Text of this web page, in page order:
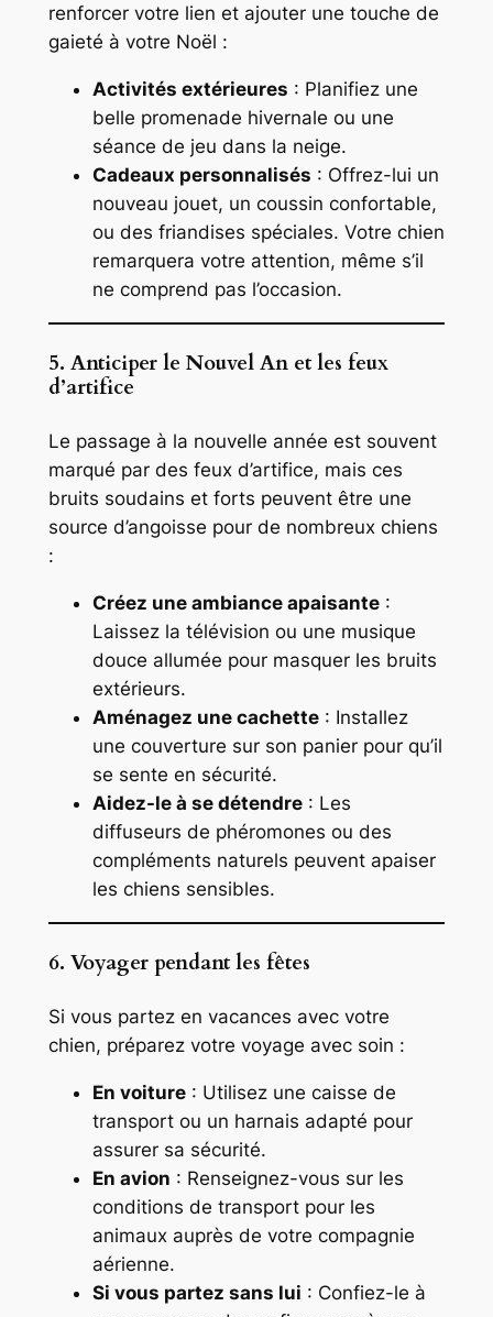
renforcer votre lien et ajouter une touche de
gaieté à votre Noël :
Activités extérieures : Planifiez une
belle promenade hivernale ou une
séance de jeu dans la neige.
Cadeaux personnalisés : Offrez-lui un
nouveau jouet, un coussin confortable,
ou des friandises spéciales. Votre chien
remarquera votre attention, même s’il
ne comprend pas l’occasion.
5. Anticiper le Nouvel An et les feux
d’artifice
Le passage à la nouvelle année est souvent
marqué par des feux d’artifice, mais ces
bruits soudains et forts peuvent être une
source d’angoisse pour de nombreux chiens
:
Créez une ambiance apaisante:
Laissez la télévision ou une musique
douce allumée pour masquer les bruits
extérieurs.
Aménagez une cachette: Installez
une couverture sur son panier pour qu’il
se sente en sécurité.
Aidez-le à se détendre: Les
diffuseurs de phéromones ou des
compléments naturels peuvent apaiser
les chiens sensibles.
6. Voyager pendant les fêtes
Si vous partez en vacances avec votre
chien, préparez votre voyage avec soin :
En voiture: Utilisez une caisse de
transport ou un harnais adapté pour
assurer sa sécurité.
En avion : Renseignez-vous sur les
conditions de transport pour les
animaux auprès de votre compagnie
aérienne.
Si vous partez sans lui : Confiez-le à